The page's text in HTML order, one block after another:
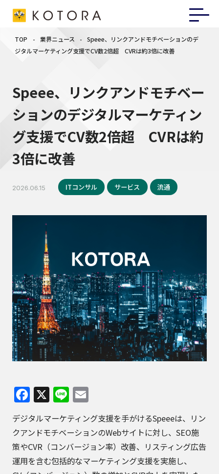
TOP - 業界ニュース -
Speee、リンクアンドモチベーションのデ
ジタルマーケティング支援でCV数2倍超 CVRは約3倍に改善
Speee、リンクアンドモチベー
ションのデジタルマーケティン
グ支援でCV数2倍超 CVRは約
3倍に改善
2026.06.15 ITコンサル サービス 流通
Facebook
X Line
デジタルマーケティング支援を手がけるSpeeeは、リン
クアンドモチベーションのWebサイトに対し、SEO施
策やCVR（コンバージョン率）改善、リスティング広告
運用を含む包括的なマーケティング支援を実施し、